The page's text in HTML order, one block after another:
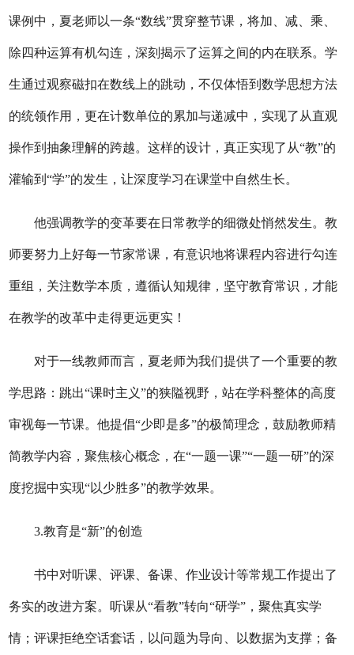
课例中，夏老师以一条“数线”贯穿整节课，将加、减、乘、
除四种运算有机勾连，深刻揭示了运算之间的内在联系。学
生通过观察磁扣在数线上的跳动，不仅体悟到数学思想方法
的统领作用，更在计数单位的累加与递减中，实现了从直观
操作到抽象理解的跨越。这样的设计，真正实现了从“教”的
灌输到“学”的发生，让深度学习在课堂中自然生长。
他强调教学的变革要在日常教学的细微处悄然发生。教
师要努力上好每一节家常课，有意识地将课程内容进行勾连
重组，关注数学本质，遵循认知规律，坚守教育常识，才能
在教学的改革中走得更远更实！
对于一线教师而言， 夏老师为我们提供了一个重要的教
学思路：跳出“课时主义”的狭隘视野，站在学科整体的高度
审视每一节课。他提倡“少即是多”的极简理念，鼓励教师精
简教学内容，聚焦核心概念，在“一题一课”“一题一研”的深
度挖掘中实现“以少胜多”的教学效果。
3.教育是“新”的创造
书中对听课、评课、备课、作业设计等常规工作提出了
务实的改进方案。听课从“看教”转向“研学”，聚焦真实学
情；评课拒绝空话套话，以问题为导向、以数据为支撑；备